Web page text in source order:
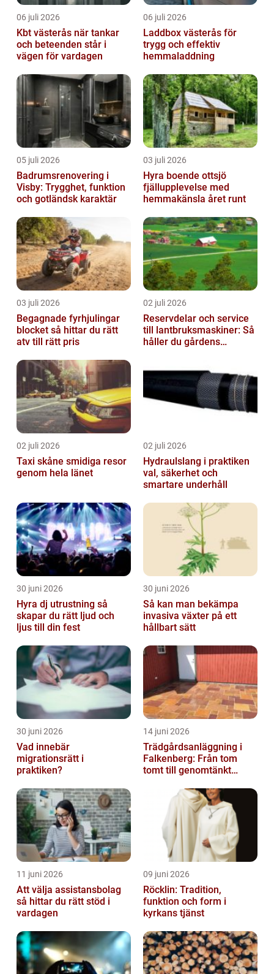
06 juli 2026
Kbt västerås när tankar
och beteenden står i
vägen för vardagen
06 juli 2026
Laddbox västerås för
trygg och effektiv
hemmaladdning
05 juli 2026
Badrumsrenovering i
Visby: Trygghet, funktion
och gotländsk karaktär
03 juli 2026
Hyra boende ottsjö
fjällupplevelse med
hemmakänsla året runt
03 juli 2026
Begagnade fyrhjulingar
blocket så hittar du rätt
atv till rätt pris
02 juli 2026
Reservdelar och service
till lantbruksmaskiner: Så
håller du gårdens
02 juli 2026
Taxi skåne smidiga resor
genom hela länet
02 juli 2026
Hydraulslang i praktiken
val, säkerhet och
smartare underhåll
30 juni 2026
Hyra dj utrustning så
skapar du rätt ljud och
ljus till din fest
30 juni 2026
Så kan man bekämpa
invasiva växter på ett
hållbart sätt
30 juni 2026
Vad innebär
migrationsrätt i
praktiken?
14 juni 2026
Trädgårdsanläggning i
Falkenberg: Från tom
tomt till genomtänkt
11 juni 2026
Att välja assistansbolag
så hittar du rätt stöd i
vardagen
09 juni 2026
Röcklin: Tradition,
funktion och form i
kyrkans tjänst